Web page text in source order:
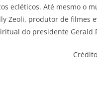
ecléticos. Até mesmo o
Zeoli, produtor de filmes
do presidente Gerald